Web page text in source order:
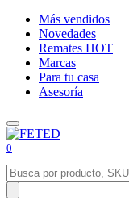
Más vendidos
Novedades
Remates HOT
Marcas
Para tu casa
Asesoría
0